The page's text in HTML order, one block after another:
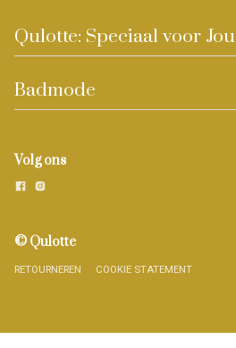
Qulotte: Speciaal voor Jou
Badmode
Volg ons
© Qulotte
RETOURNEREN COOKIE STATEMENT